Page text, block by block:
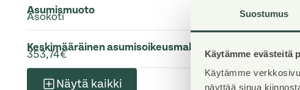
Suostumus
Käytämme evästeitä
Käytämme
näyttää sinua
Asumismuoto
Asokoti
Keskimääräinen asumisoikeusmaksu / jm²
353,74€
Näytä kaikki